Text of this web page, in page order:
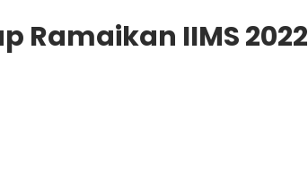
Ramaikan IIMS 2022